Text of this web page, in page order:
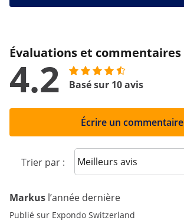
Évaluations et commentaires
4.2 Basé sur 10 avis
Écrire un commentaire
Trier par : Sort reviews
Markus l’année dernière
Publié sur Expondo Switzerland